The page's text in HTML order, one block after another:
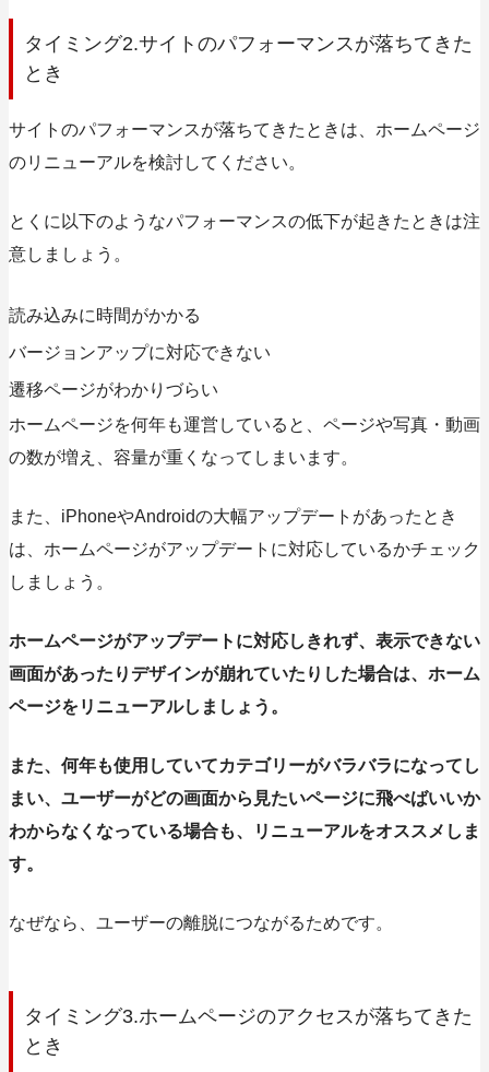
タイミング2.サイトのパフォーマンスが落ちてきた
とき
サイトのパフォーマンスが落ちてきたときは、ホームページ
のリニューアルを検討してください。
とくに以下のようなパフォーマンスの低下が起きたときは注
意しましょう。
読み込みに時間がかかる
バージョンアップに対応できない
遷移ページがわかりづらい
ホームページを何年も運営していると、ページや写真・動画
の数が増え、容量が重くなってしまいます。
また、iPhoneやAndroidの大幅アップデートがあったとき
は、ホームページがアップデートに対応しているかチェック
しましょう。
ホームページがアップデートに対応しきれず、表示できない
画面があったりデザインが崩れていたりした場合は、ホーム
ページをリニューアルしましょう。
また、何年も使用していてカテゴリーがバラバラになってし
まい、ユーザーがどの画面から見たいページに飛べばいいか
わからなくなっている場合も、リニューアルをオススメしま
す。
なぜなら、ユーザーの離脱につながるためです。
タイミング3.ホームページのアクセスが落ちてきた
とき